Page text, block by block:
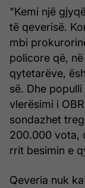
"Kemi një
të qeverisë.
mbi
policore që,
qytetarëve,
së. Dhe
vlerësimi i
sondazhet
200.000 vota,
rrit besimin e
Qeveria nuk